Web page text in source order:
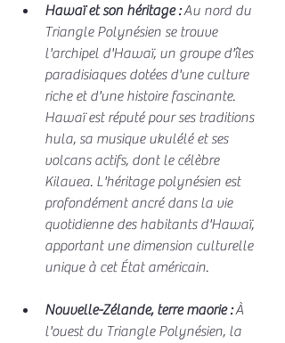
Hawaï et son héritage : Au nord du
Triangle Polynésien se trouve
l'archipel d'Hawaï, un groupe d'îles
paradisiaques dotées d'une culture
riche et d'une histoire fascinante.
Hawaï est réputé pour ses traditions
hula, sa musique ukulélé et ses
volcans actifs, dont le célèbre
Kilauea. L'héritage polynésien est
profondément ancré dans la vie
quotidienne des habitants d'Hawaï,
apportant une dimension culturelle
unique à cet État américain.
Nouvelle-Zélande, terre maorie : À
l'ouest du Triangle Polynésien, la